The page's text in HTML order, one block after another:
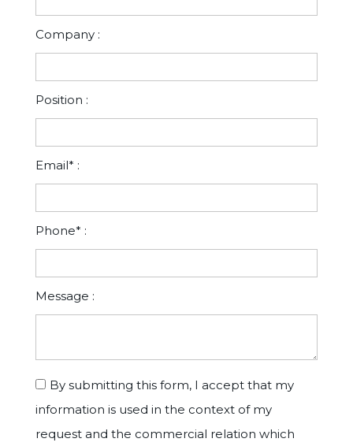
Company :
Position :
Email* :
Phone* :
Message :
By submitting this form, I accept that my
information is used in the context of my
request and the commercial relation which